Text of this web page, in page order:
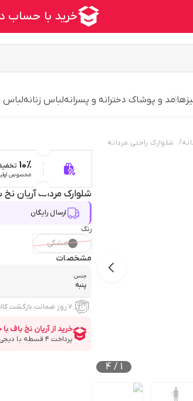
مد و پوشاک دخترانه و پسرانهلباس زنانهلباس
/ شلوارک راحتی مردانه
1
/
4
10%
مخصوص
شلوارک مردانه آریان نخ باف
ارسال رایگان
رنگ
مشکی
مشخصات
جنس
پنبه
۷ روز ضمانت بازگشت کالا